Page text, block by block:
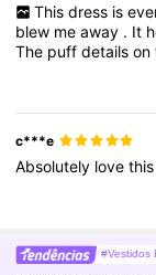
This dress is
blew meaway . It
The puffdetailson
compliments
c***e
Absolutely lovethis
#Vestidos